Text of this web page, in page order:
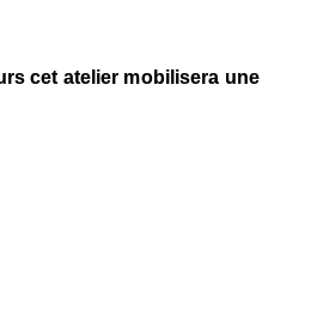
cet atelier mobilisera une